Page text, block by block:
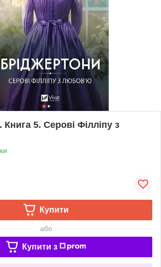
5. Серові Філліпу з
Купити
або
Купити з